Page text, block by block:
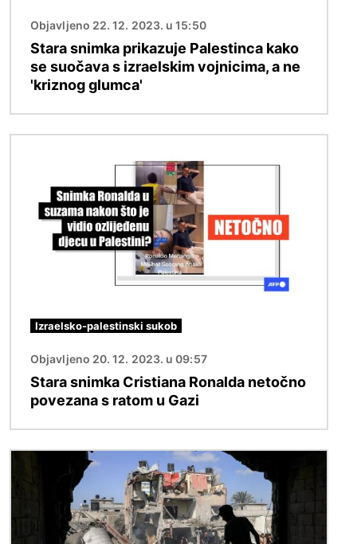
Objavljeno 22. 12. 2023. u 15:50
Stara snimka prikazuje Palestinca kako
se suočava s izraelskim vojnicima, a ne
'kriznog glumca'
Izraelsko-palestinski sukob
Objavljeno 20. 12. 2023. u 09:57
Stara snimka Cristiana Ronalda netočno
povezana s ratom u Gazi